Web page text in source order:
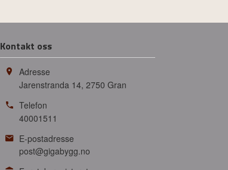
Kontakt oss
Adresse
Jarenstranda 14, 2750 Gran
Telefon
40001511
E-postadresse
post@gigabygg.no